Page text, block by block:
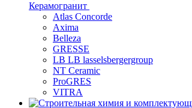
Керамогранит
Atlas Concorde
Axima
Belleza
GRESSE
LB LB lasselsbergergroup
NT Ceramic
ProGRES
VITRA